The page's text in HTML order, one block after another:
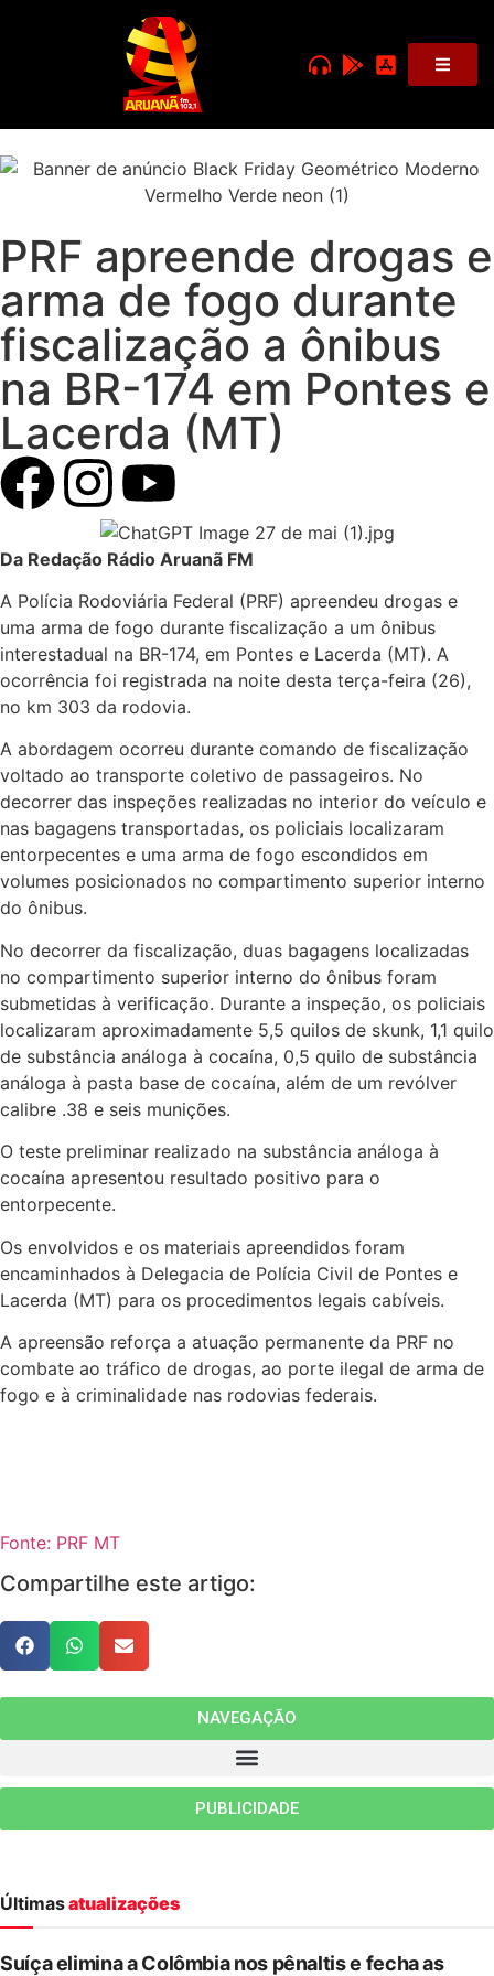
PRF apreende drogas e
arma de fogo durante
fiscalização a ônibus
na BR-174 em Pontes e
Lacerda (MT)
Da Redação Rádio Aruanã FM
A Polícia Rodoviária Federal (PRF) apreendeu drogas e
uma arma de fogo durante fiscalização a um ônibus
interestadual na BR-174, em Pontes e Lacerda (MT). A
ocorrência foi registrada na noite desta terça-feira (26),
no km 303 da rodovia.
A abordagem ocorreu durante comando de fiscalização
voltado ao transporte coletivo de passageiros. No
decorrer das inspeções realizadas no interior do veículo e
nas bagagens transportadas, os policiais localizaram
entorpecentes e uma arma de fogo escondidos em
volumes posicionados no compartimento superior interno
do ônibus.
No decorrer da fiscalização, duas bagagens localizadas
no compartimento superior interno do ônibus foram
submetidas à verificação. Durante a inspeção, os policiais
localizaram aproximadamente 5,5 quilos de skunk, 1,1 quilo
de substância análoga à cocaína, 0,5 quilo de substância
análoga à pasta base de cocaína, além de um revólver
calibre .38 e seis munições.
O teste preliminar realizado na substância análoga à
cocaína apresentou resultado positivo para o
entorpecente.
Os envolvidos e os materiais apreendidos foram
encaminhados à Delegacia de Polícia Civil de Pontes e
Lacerda (MT) para os procedimentos legais cabíveis.
A apreensão reforça a atuação permanente da PRF no
combate ao tráfico de drogas, ao porte ilegal de arma de
fogo e à criminalidade nas rodovias federais.
Fonte: PRF MT
Compartilhe este artigo:
NAVEGAÇÃO
PUBLICIDADE
Últimasatualizações
Suíça elimina a Colômbia nos pênaltis e fecha as